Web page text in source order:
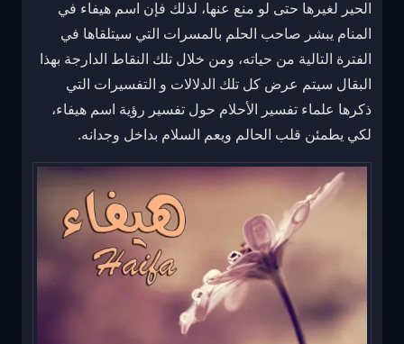
الحير لغيرها حتى لو منع عنها، لذلك فإن اسم هيفاء في
المنام يبشر صاحب الحلم بالمسرات التي سيتلقاها في
الفترة التالية من حياته، ومن خلال تلك النقاط الدارجة بهذا
البقال سيتم عرض كل تلك الدلالات و التفسيرات التي
ذكرها علماء تفسير الأحلام حول تفسير رؤية اسم هيفاء،
لكي يطمئن قلب الحالم ويعم السلام بداخل وجدانه.